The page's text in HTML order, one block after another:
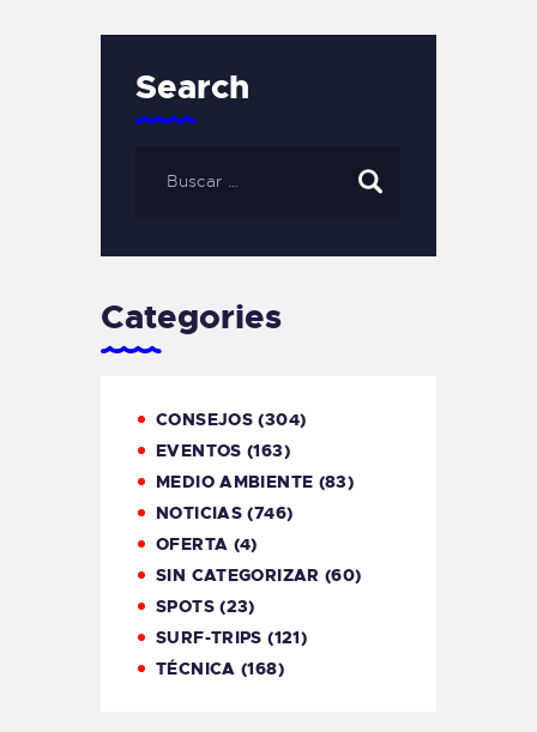
Search
Categories
CONSEJOS (304)
EVENTOS (163)
MEDIO AMBIENTE (83)
NOTICIAS (746)
OFERTA (4)
SIN CATEGORIZAR (60)
SPOTS(23)
SURF-TRIPS (121)
TÉCNICA (168)